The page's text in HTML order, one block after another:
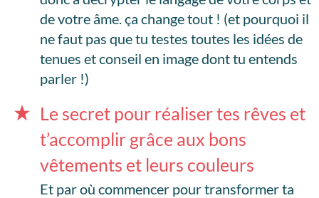
de votre âme. ça change tout ! (et pourquoi il
ne faut pas que tu testes toutes les idées de
tenues et conseil en image dont tu entends
parler !)
Le secret pour réaliser tes rêves et
t’accomplir grâce aux bons
vêtements et leurs couleurs
Et par où commencer pour transformer ta